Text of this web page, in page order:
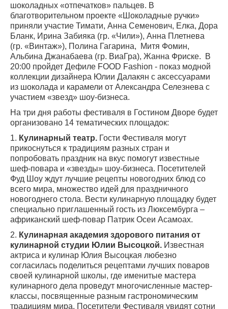
шоколадных «отпечатков» пальцев. В
благотворительном проекте «Шоколадные ручки»
приняли участие Тимати, Анна Семенович, Елка, Дора
Бланк, Ирина Забияка (гр. «Чили»), Анна Плетнева
(гр. «Винтаж»), Полина Гагарина, Митя Фомин,
Альбина Джанабаева (гр. ВиаГра), Жанна Фриске. В
20:00 пройдет Дефиле FOOD Fashion - показ модной
коллекции дизайнера Юлии Далакян с аксессуарами
из шоколада и карамели от Александра Селезнева с
участием «звезд» шоу-бизнеса.
На три дня работы фестиваля в Гостином Дворе будет
организовано 14 тематических площадок:
1. Кулинарный театр. Гости Фестиваля могут
прикоснуться к традициям разных стран и
попробовать праздник на вкус помогут известные
шеф-повара и «звезды» шоу-бизнеса. Посетителей
Фуд Шоу ждут лучшие рецепты новогодних блюд со
всего мира, множество идей для праздничного
новогоднего стола. Вести кулинарную площадку будет
специально приглашенный гость из Люксембурга –
африканский шеф-повар Патрик Осеи Асамоах.
2. Кулинарная академия здорового питания от
кулинарной студии Юлии Высоцкой. Известная
актриса и кулинар Юлия Высоцкая любезно
согласилась поделиться рецептами лучших поваров
своей кулинарной школы, где именитые мастера
кулинарного дела проведут многочисленные мастер-
классы, посвященные разным гастрономическим
традициям мира. Посетители Фестиваля увидят сотни